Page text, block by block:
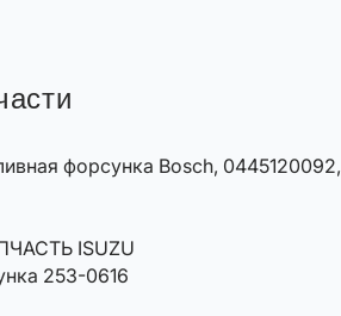
форсунка Bosch, 0445120092,
ISUZU
253-0616